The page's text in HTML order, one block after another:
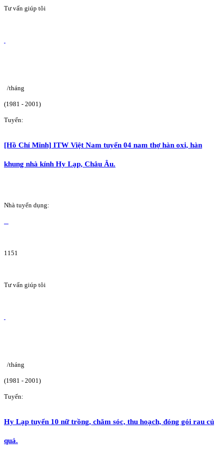
Tư vấn giúp tôi
/tháng
(1981 - 2001)
Tuyển:
[Hồ Chí Minh] ITW Việt Nam tuyển 04 nam thợ hàn oxi, hàn
khung nhà kính Hy Lạp, Châu Âu.
Nhà tuyển dụng:
1151
Tư vấn giúp tôi
/tháng
(1981 - 2001)
Tuyển:
Hy Lạp tuyển 10 nữ trồng, chăm sóc, thu hoạch, đóng gói rau củ
quả.